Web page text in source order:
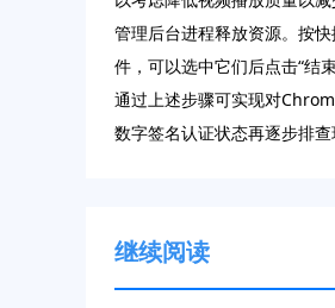
管理后台进程释放资源。按
件，可以选中它们后点击“结
通过上述步骤可实现对
数字签名认证状态再逐步排查
继续阅读